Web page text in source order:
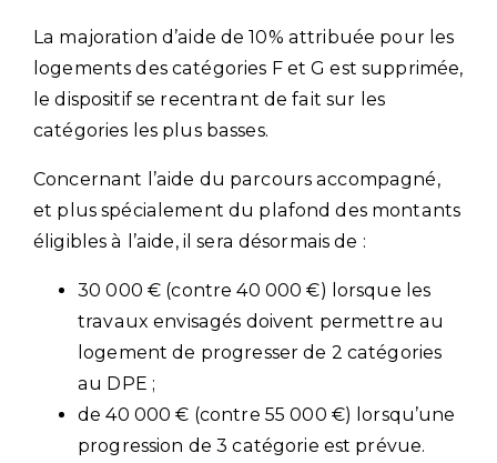
La majoration d’aide de 10% attribuée pour les
logements des catégories F et G est supprimée,
le dispositif se recentrant de fait sur les
catégories les plus basses.
Concernant l’aide du parcours accompagné,
et plus spécialement du plafond des montants
éligibles à l’aide, il sera désormais de :
30 000 € (contre 40 000 €) lorsque les
travaux envisagés doivent permettre au
logement de progresser de 2 catégories
au DPE ;
de 40 000 € (contre 55 000 €) lorsqu’une
progression de 3 catégorie est prévue.